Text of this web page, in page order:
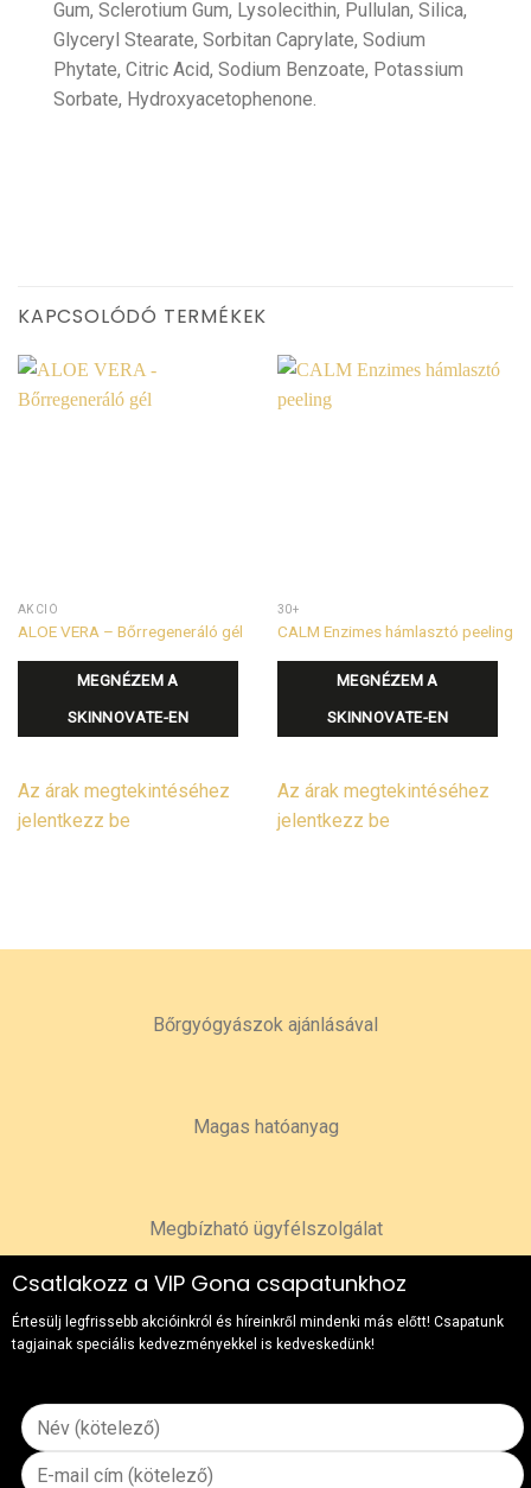
Gum, Sclerotium Gum, Lysolecithin, Pullulan, Silica,
Glyceryl Stearate, Sorbitan Caprylate, Sodium
Phytate, Citric Acid, Sodium Benzoate, Potassium
Sorbate, Hydroxyacetophenone.
KAPCSOLÓDÓ TERMÉKEK
AKCIÓ
ALOE VERA – Bőrregeneráló gél
MEGNÉZEM A
SKINNOVATE-EN
Az árak megtekintéséhez
jelentkezz be
30+
CALM Enzimes hámlasztó peeling
MEGNÉZEM A
SKINNOVATE-EN
Az árak megtekintéséhez
jelentkezz be
Bőrgyógyászok ajánlásával
Magas hatóanyag
Megbízható ügyfélszolgálat
Csatlakozz a VIP Gona csapatunkhoz
Értesülj legfrissebb akcióinkról és híreinkről mindenki más előtt! Csapatunk
tagjainak speciális kedvezményekkel is kedveskedünk!